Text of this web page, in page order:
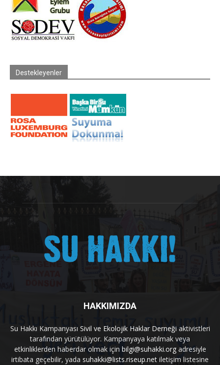
Destekleyenler
HAKKIMIZDA
Su Hakkı Kampanyası Sivil ve Ekolojik Haklar Derneği aktivistleri
tarafından yürütülüyor. Kampanyaya katılmak veya
etkinliklerden haberdar olmak için bilgi@suhakki.orgadresiyle
irtibata geçebilir, yada suhakki@lists.riseup.net iletişim listesine